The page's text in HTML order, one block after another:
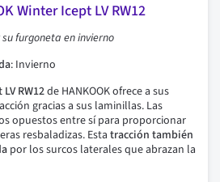
Winter Icept LV RW12
furgoneta en invierno
: Invierno
RW12de HANKOOK ofrece a sus
gracias a sus laminillas. Las
opuestos entre sí para proporcionar
resbaladizas. Esta tracción también
por los surcos laterales que abrazan la